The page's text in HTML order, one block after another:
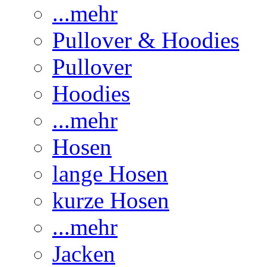
...mehr
Pullover & Hoodies
Pullover
Hoodies
...mehr
Hosen
lange Hosen
kurze Hosen
...mehr
Jacken